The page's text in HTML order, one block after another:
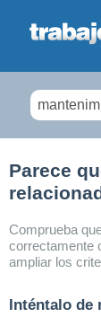
Parece
Comprueba
correctamente
ampliar los
Inténtalo de